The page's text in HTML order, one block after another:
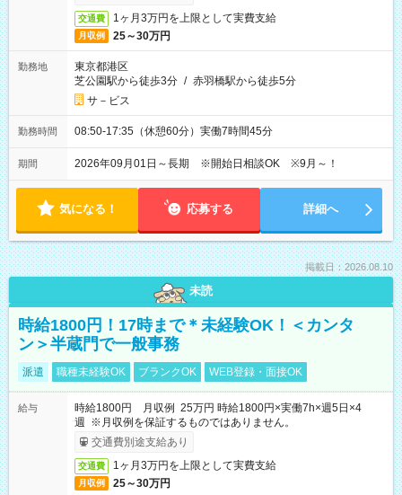
交通費 1ヶ月3万円を上限として実費支給
月収例 25～30万円
勤務地
東京都港区
芝公園駅から徒歩3分 / 赤羽橋駅から徒歩5分
サ－ビス
勤務時間 08:50-17:35（休憩60分）実働7時間45分
期間 2026年09月01日～長期 ※開始日相談OK ※9月～！
気になる！ 応募する 詳細へ
掲載日：2026.08.10
未読
時給1800円！17時まで＊未経験OK！＜カンタ
ン＞半蔵門で一般事務
派遣 職種未経験OK ブランクOK WEB登録・面接OK
給与
時給1800円 月収例 25万円 時給1800円×実働7h×週5日×4
週 ※月収例を保証するものではありません。
交通費別途支給あり
交通費 1ヶ月3万円を上限として実費支給
月収例 25～30万円